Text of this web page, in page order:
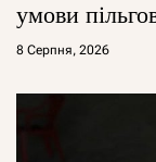
умови
8 Серпня, 2026